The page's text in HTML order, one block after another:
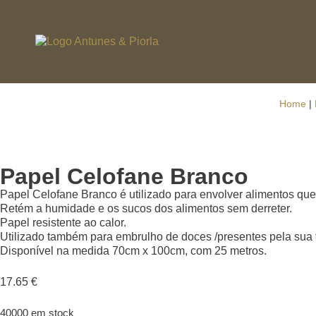
Home
Papel Celofane Branco
Papel Celofane Branco é utilizado para envolver alimentos
Retém a humidade e os sucos dos alimentos sem derreter.
Papel resistente ao calor.
Utilizado também para embrulho de doces /presentes pela sua
Disponível na medida 70cm x 100cm, com 25 metros.
17.65 €
40000 em stock